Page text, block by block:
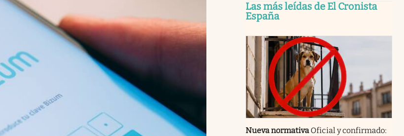
Las más leídas de El Cronista
España
Nueva normativa Oficial y confirmado: